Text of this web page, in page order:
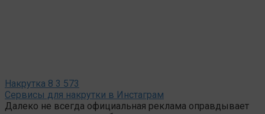
Накрутка 8 3 573
Сервисы для накрутки в Инстаграм
Далеко не всегда официальная реклама оправдывает